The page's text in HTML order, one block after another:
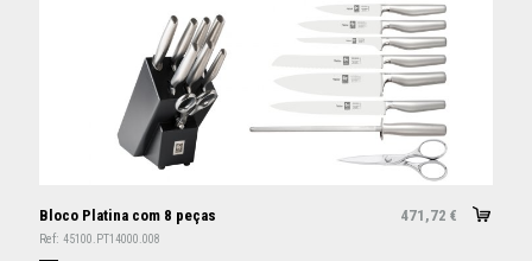
Bloco Platina com 8 peças 471,72 €
Ref: 45100.PT14000.008